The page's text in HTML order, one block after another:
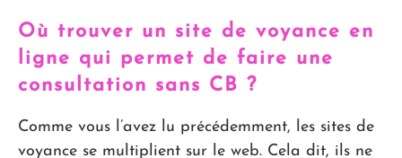
Où trouver un site de voyance en
ligne qui permet de faire une
consultation sans CB ?
Comme vous l’avez lu précédemment, les sites de
voyance se multiplient sur le web. Cela dit, ils ne